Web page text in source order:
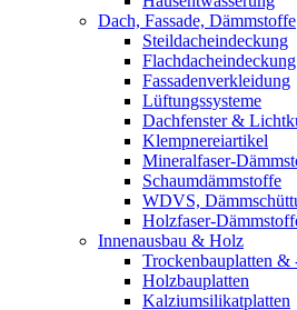
Dach, Fassade, Dämmstoffe
Steildacheindeckung
Flachdacheindeckung
Fassadenverkleidung
Lüftungssysteme
Dachfenster &
Klempnereiartikel
Mineralfaser-
Schaumdämmstoffe
WDVS,
Holzfaser-
Innenausbau & Holz
Trockenbauplatten &
Holzbauplatten
Kalziumsilikatplatten